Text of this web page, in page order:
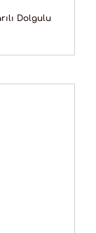
Dolgulu